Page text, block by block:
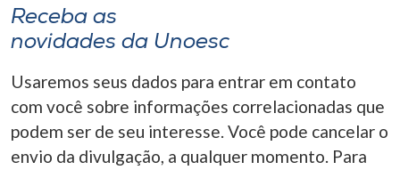
Receba as
novidades da Unoesc
Usaremos seus dados para entrar em contato
com você sobre informações correlacionadas que
podem ser de seu interesse. Você pode cancelar o
envio da divulgação, a qualquer momento. Para